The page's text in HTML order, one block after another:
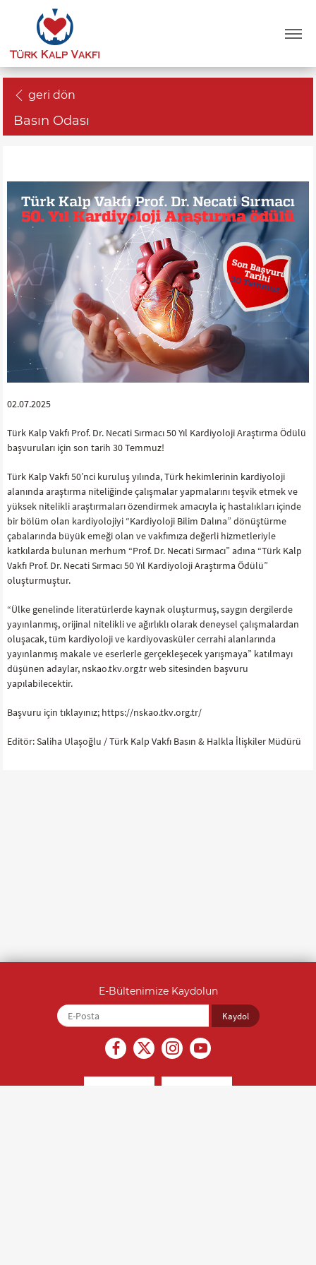
geri dön
Basın Odası
02.07.2025
Türk Kalp Vakfı Prof. Dr. Necati Sırmacı 50 Yıl Kardiyoloji Araştırma Ödülü
başvuruları için son tarih 30 Temmuz!
Türk Kalp Vakfı 50’nci kuruluş yılında, Türk hekimlerinin kardiyoloji
alanında araştırma niteliğinde çalışmalar yapmalarını teşvik etmek ve
yüksek nitelikli araştırmaları özendirmek amacıyla iç hastalıkları içinde
bir bölüm olan kardiyolojiyi “Kardiyoloji Bilim Dalına” dönüştürme
çabalarında büyük emeği olan ve vakfımıza değerli hizmetleriyle
katkılarda bulunan merhum “Prof. Dr. Necati Sırmacı” adına “Türk Kalp
Vakfı Prof. Dr. Necati Sırmacı 50 Yıl Kardiyoloji Araştırma Ödülü”
oluşturmuştur.
“Ülke genelinde literatürlerde kaynak oluşturmuş, saygın dergilerde
yayınlanmış, orijinal nitelikli ve ağırlıklı olarak deneysel çalışmalardan
oluşacak, tüm kardiyoloji ve kardiyovasküler cerrahi alanlarında
yayınlanmış makale ve eserlerle gerçekleşecek yarışmaya” katılmayı
düşünen adaylar, nskao.tkv.org.tr web sitesinden başvuru
yapılabilecektir.
Başvuru için tıklayınız; https://nskao.tkv.org.tr/
Editör: Saliha Ulaşoğlu / Türk Kalp Vakfı Basın & Halkla İlişkiler Müdürü
E-Bültenimize Kaydolun